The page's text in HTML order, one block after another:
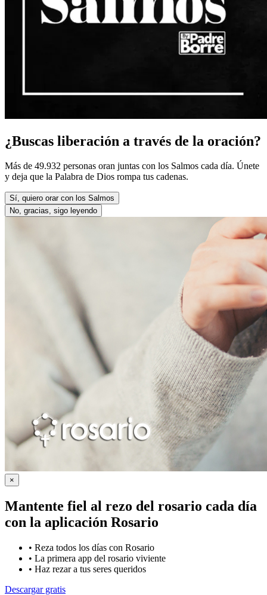
¿Buscas liberación a través de la oración?
Más de 49.932 personas oran juntas con los Salmos cada día. Únete
y deja que la Palabra de Dios rompa tus cadenas.
Sí, quiero orar con los Salmos
No, gracias, sigo leyendo
×
Mantente fiel al rezo del rosario cada día
con la aplicación Rosario
• Reza todos los días con Rosario
• La primera app del rosario viviente
• Haz rezar a tus seres queridos
Descargar gratis